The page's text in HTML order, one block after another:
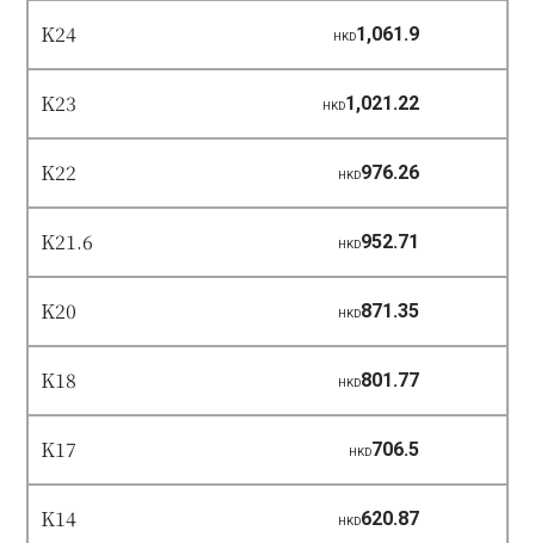
K24 HKD1,061.9
K23 HKD1,021.22
K22 HKD976.26
K21.6 HKD952.71
K20 HKD871.35
K18 HKD801.77
K17 HKD706.5
K14 HKD620.87